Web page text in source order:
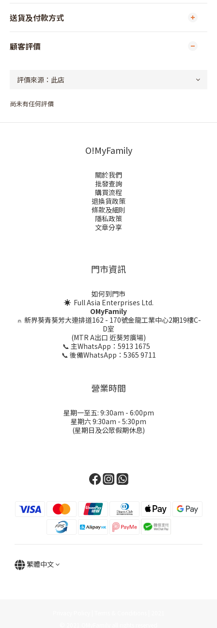
送貨及付款方式
顧客評價
尚未有任何評價
O!MyFamily
關於我們
批發查詢
購買流程
退換貨政策
條款及細則
隱私政策
文章分享
門市資訊
如何到門市
☀ Full Asia Enterprises Ltd.
OMyFamily
⍝ 新界葵青葵芳大連排道162 - 170號金龍工業中心2期19樓C-
D室
(MTR A出口 近葵芳廣場)
📞 主WhatsApp：5913 1675
📞 後備WhatsApp：5365 9711
營業時間
星期一至五: 9:30am - 6:00pm
星期六 9:30am - 5:30pm
(星期日及公眾假期休息)
繁體中文